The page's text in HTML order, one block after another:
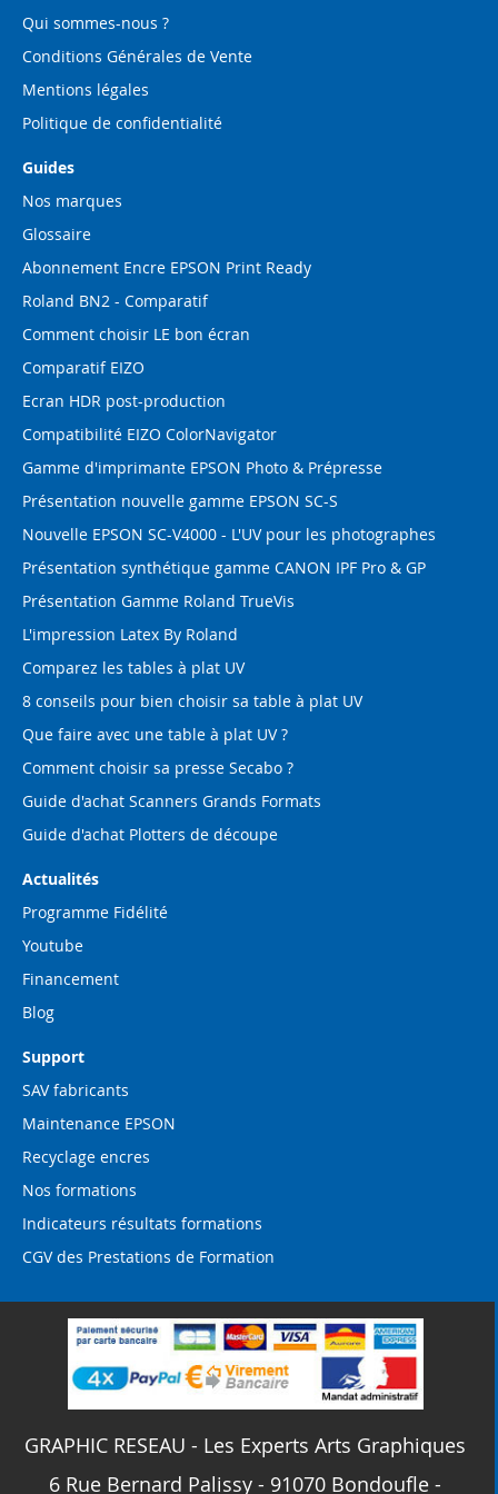
Qui sommes-nous ?
Conditions Générales de Vente
Mentions légales
Politique de confidentialité
Guides
Nos marques
Glossaire
Abonnement Encre EPSON Print Ready
Roland BN2 - Comparatif
Comment choisir LE bon écran
Comparatif EIZO
Ecran HDR post-production
Compatibilité EIZO ColorNavigator
Gamme d'imprimante EPSON Photo & Prépresse
Présentation nouvelle gamme EPSON SC-S
Nouvelle EPSON SC-V4000 - L'UV pour les photographes
Présentation synthétique gamme CANON IPF Pro & GP
Présentation Gamme Roland TrueVis
L'impression Latex By Roland
Comparez les tables à plat UV
8 conseils pour bien choisir sa table à plat UV
Que faire avec une table à plat UV ?
Comment choisir sa presse Secabo ?
Guide d'achat Scanners Grands Formats
Guide d'achat Plotters de découpe
Actualités
Programme Fidélité
Youtube
Financement
Blog
Support
SAV fabricants
Maintenance EPSON
Recyclage encres
Nos formations
Indicateurs résultats formations
CGV des Prestations de Formation
GRAPHIC RESEAU - Les Experts Arts Graphiques
6 Rue Bernard Palissy - 91070 Bondoufle -